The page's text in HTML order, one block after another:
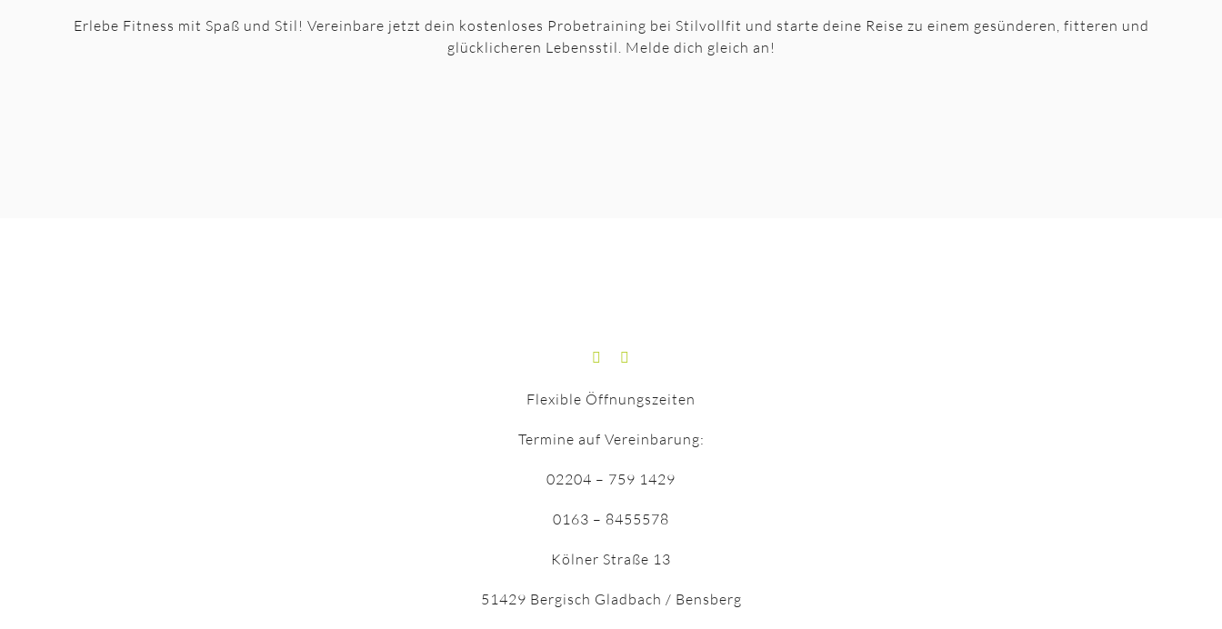
Erlebe Fitness mit Spaß und Stil! Vereinbare jetzt dein kostenloses Probetraining bei Stilvollfit und starte deine Reise zu einem gesünderen, fitteren und
glücklicheren Lebensstil. Melde dich gleich an!
Flexible Öffnungszeiten
Termine auf Vereinbarung:
02204 – 759 1429
0163 – 8455578
Kölner Straße 13
51429 Bergisch Gladbach / Bensberg